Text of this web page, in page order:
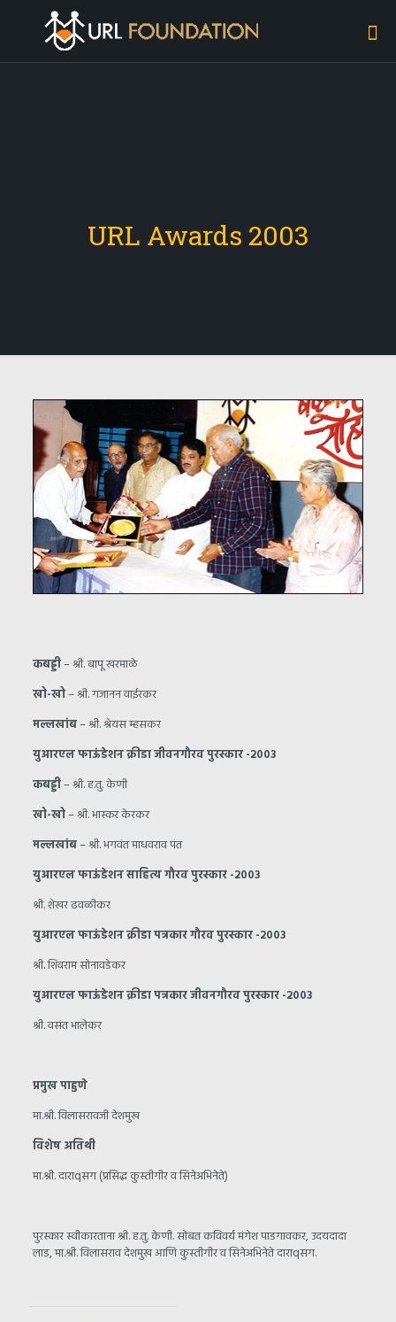
URL Awards 2003
कबड्डी– श्री. बापू खरमाळे
खो-खो– श्री. गजानन वाईरकर
मल्लखांब– श्री. श्रेयस म्हसकर
युआरएल फाऊंडेशन क्रीडा जीवनगौरव पुरस्कार -२००३
कबड्डी– श्री. ह.तु. केणी
खो-खो– श्री. भास्कर केरकर
मल्लखांब– श्री. भगवंत माधवराव पंत
युआरएल फाऊंडेशन साहित्य गौरव पुरस्कार -२००३
श्री. शेखर ढवळीकर
युआरएल फाऊंडेशन क्रीडा पत्रकार गौरव पुरस्कार -२००३
श्री. शिवराम सोनावडेकर
युआरएल फाऊंडेशन क्रीडा पत्रकार जीवनगौरव पुरस्कार -२००३
श्री. वसंत भालेकर
प्रमुख पाहुणे
मा.श्री. विलासरावजी देशमुख
विशेष अतिथी
मा.श्री. दाराqसग (प्रसिद्ध कुस्तीगीर व सिनेअभिनेते)
पुरस्कार स्वीकारताना श्री. ह.तु. केणी. सोबत कविवर्य मंगेश पाडगावकर, उदयदादा
लाड, मा.श्री. विलासराव देशमुख आणि कुस्तीगीर व सिनेअभिनेते दाराqसग.